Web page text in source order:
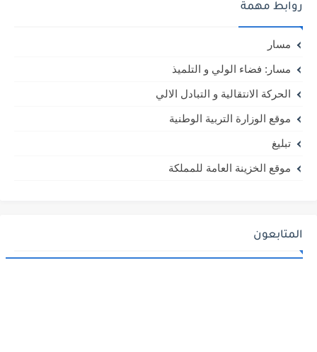
روابط مهمة
مسار
مسار: فضاء الولي و التلميذ
الحركة الانتقالية و التبادل الالي
موقع الوزارة التربية الوطنية
تبليغ
موقع الخزينة العامة للمملكة
المتابعون